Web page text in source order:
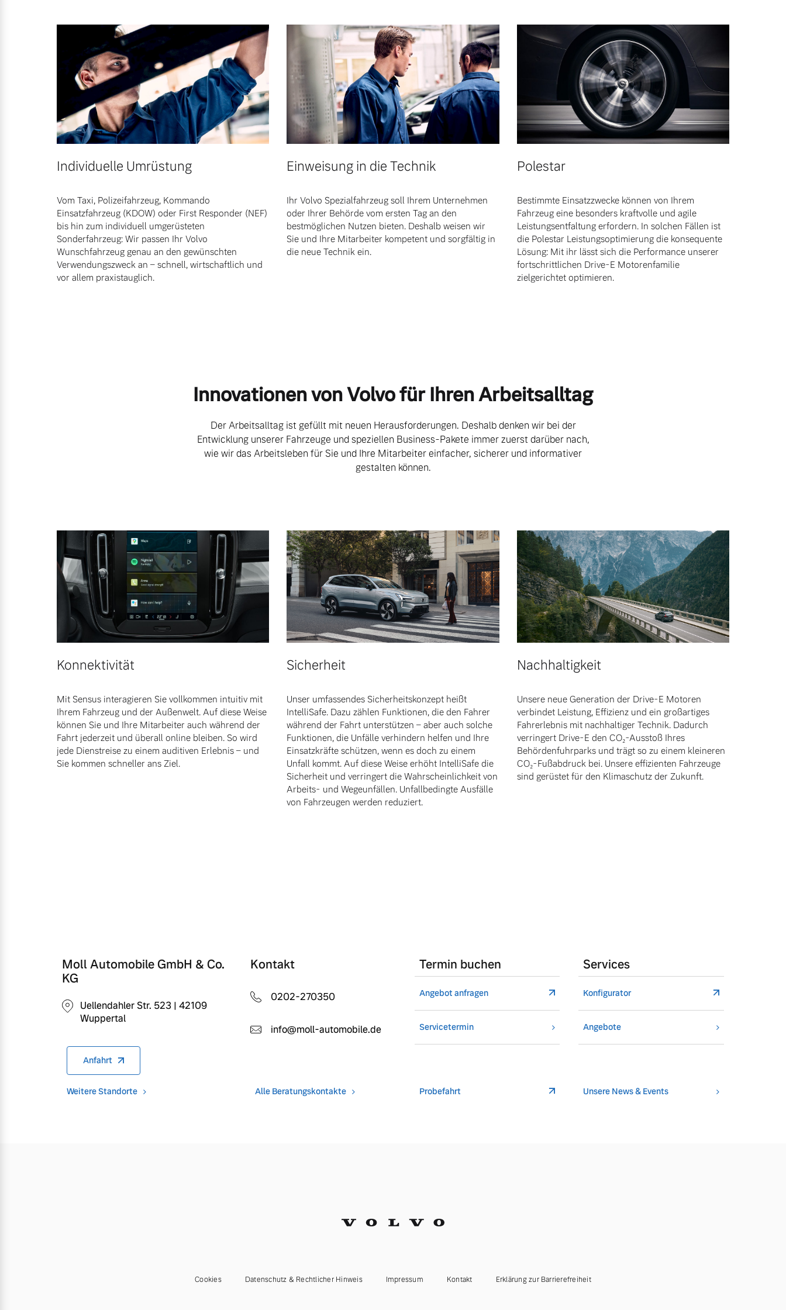
Fahrzeug konfigurieren
Sofort verfügbare Fahrzeuge
Volvo Selekt Gebrauchtwagen
Die Neuwagenalternative
Editionsmodelle
Jetzt kennenlernen
Aktuelle Zubehörangebote
Zubehörkatalog
Service by Volvo
Sie erhalten bei uns eine Vielzahl von Original Volvo Winter- und Sommer Kompletträder.
Mehr erfahren
Frühjahrscheck
Individuelle Umrüstung
Vom Taxi, Polizeifahrzeug, Kommando
Einsatzfahrzeug (KDOW) oder First Responder (NEF)
bis hin zum individuell umgerüsteten
Sonderfahrzeug: Wir passen Ihr Volvo
Wunschfahrzeug genau an den gewünschten
Verwendungszweck an – schnell, wirtschaftlich und
vor allem praxistauglich.
Einweisung in die Technik
Ihr Volvo Spezialfahrzeug soll Ihrem Unternehmen
oder Ihrer Behörde vom ersten Tag an den
bestmöglichen Nutzen bieten. Deshalb weisen wir
Sie und Ihre Mitarbeiter kompetent und sorgfältig in
die neue Technik ein.
Polestar
Bestimmte Einsatzzwecke können von Ihrem
Fahrzeug eine besonders kraftvolle und agile
Leistungsentfaltung erfordern. In solchen Fällen ist
die Polestar Leistungsoptimierung die konsequente
Lösung: Mit ihr lässt sich die Performance unserer
fortschrittlichen Drive-E Motorenfamilie
zielgerichtet optimieren.
Innovationen von Volvo für Ihren Arbeitsalltag
Der Arbeitsalltag ist gefüllt mit neuen Herausforderungen. Deshalb denken wir bei der
Entwicklung unserer Fahrzeuge und speziellen Business-Pakete immer zuerst darüber nach,
wie wir das Arbeitsleben für Sie und Ihre Mitarbeiter einfacher, sicherer und informativer
gestalten können.
Konnektivität
Mit Sensus interagieren Sie vollkommen intuitiv mit
Ihrem Fahrzeug und der Außenwelt. Auf diese Weise
können Sie und Ihre Mitarbeiter auch während der
Fahrt jederzeit und überall online bleiben. So wird
jede Dienstreise zu einem auditiven Erlebnis – und
Sie kommen schneller ans Ziel.
Sicherheit
Unser umfassendes Sicherheitskonzept heißt
IntelliSafe. Dazu zählen Funktionen, die den Fahrer
während der Fahrt unterstützen – aber auch solche
Funktionen, die Unfälle verhindern helfen und Ihre
Einsatzkräfte schützen, wenn es doch zu einem
Unfall kommt. Auf diese Weise erhöht IntelliSafe die
Sicherheit und verringert die Wahrscheinlichkeit von
Arbeits- und Wegeunfällen. Unfallbedingte Ausfälle
von Fahrzeugen werden reduziert.
Nachhaltigkeit
Unsere neue Generation der Drive-E Motoren
verbindet Leistung, Effizienz und ein großartiges
Fahrerlebnis mit nachhaltiger Technik. Dadurch
verringert Drive-E den CO₂-Ausstoß Ihres
Behördenfuhrparks und trägt so zu einem kleineren
CO₂-Fußabdruck bei. Unsere effizienten Fahrzeuge
sind gerüstet für den Klimaschutz der Zukunft.
Moll Automobile GmbH & Co.
KG
Uellendahler Str. 523 | 42109
Wuppertal
Anfahrt
Weitere Standorte
Kontakt
0202-270350
info@moll-automobile.de
Alle Beratungskontakte
Termin buchen
Angebot anfragen
Servicetermin
Probefahrt
Services
Konfigurator
Angebote
Unsere News & Events
Cookies Datenschutz & Rechtlicher Hinweis Impressum Kontakt Erklärung zur Barrierefreiheit